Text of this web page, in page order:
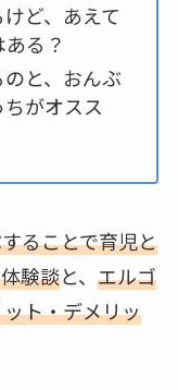
ど、あえて
る？
と、おんぶ
がオスス
ることで育児と
験談と、 エルゴ
ト・デメリッ